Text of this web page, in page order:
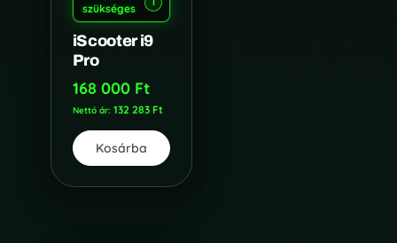
szükséges
iScooter i9
Pro
168 000 Ft
Nettó ár: 132 283 Ft
Kosárba